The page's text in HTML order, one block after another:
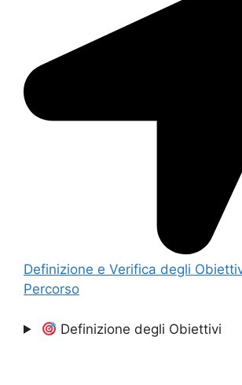
Definizione e Verifica degli
Percorso
Definizione degli Obiettivi